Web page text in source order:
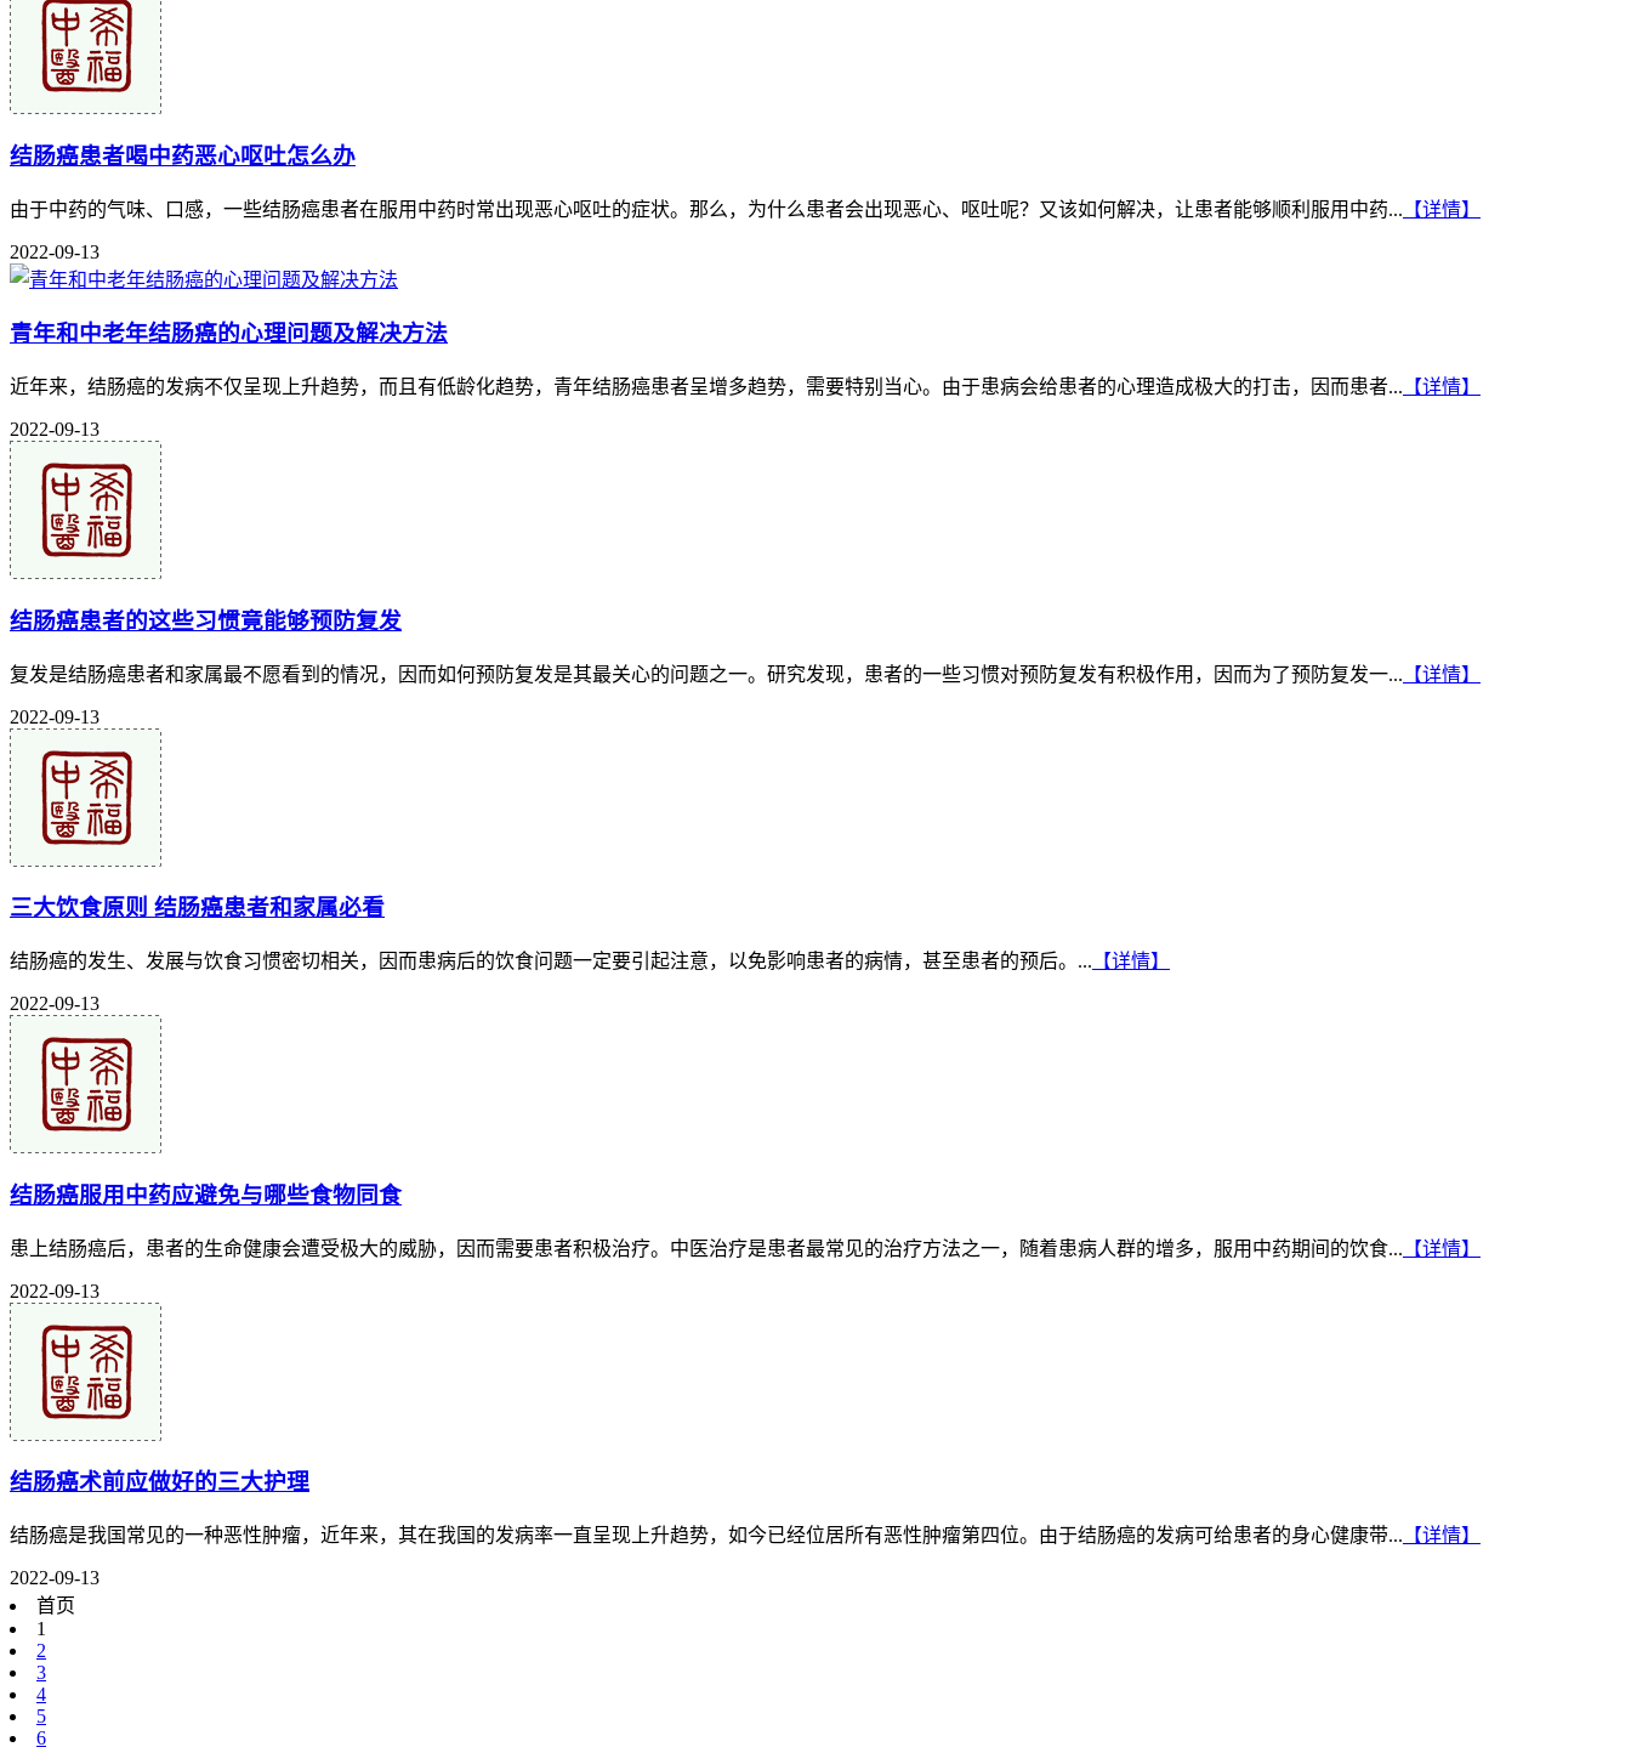
结肠癌患者喝中药恶心呕吐怎么办
由于中药的气味、口感，一些结肠癌患者在服用中药时常出现恶心呕吐的症状。那么，为什么患者会出现恶心、呕吐呢？又该如何解决，让患者能够顺利服用中药... 【详情】
2022-09-13
青年和中老年结肠癌的心理问题及解决方法
近年来，结肠癌的发病不仅呈现上升趋势，而且有低龄化趋势，青年结肠癌患者呈增多趋势，需要特别当心。由于患病会给患者的心理造成极大的打击，因而患者... 【详情】
2022-09-13
结肠癌患者的这些习惯竟能够预防复发
复发是结肠癌患者和家属最不愿看到的情况，因而如何预防复发是其最关心的问题之一。研究发现，患者的一些习惯对预防复发有积极作用，因而为了预防复发一... 【详情】
2022-09-13
三大饮食原则 结肠癌患者和家属必看
结肠癌的发生、发展与饮食习惯密切相关，因而患病后的饮食问题一定要引起注意，以免影响患者的病情，甚至患者的预后。... 【详情】
2022-09-13
结肠癌服用中药应避免与哪些食物同食
患上结肠癌后，患者的生命健康会遭受极大的威胁，因而需要患者积极治疗。中医治疗是患者最常见的治疗方法之一，随着患病人群的增多，服用中药期间的饮食... 【详情】
2022-09-13
结肠癌术前应做好的三大护理
结肠癌是我国常见的一种恶性肿瘤，近年来，其在我国的发病率一直呈现上升趋势，如今已经位居所有恶性肿瘤第四位。由于结肠癌的发病可给患者的身心健康带... 【详情】
2022-09-13
首页
1
2
3
4
5
6